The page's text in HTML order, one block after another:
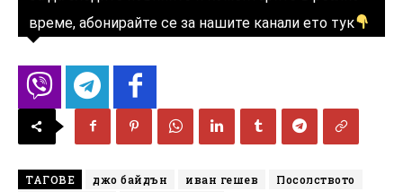
време, абонирайте се за нашите канали ето тук
ТАГОВЕ джо байдън иван гешев
Посолството